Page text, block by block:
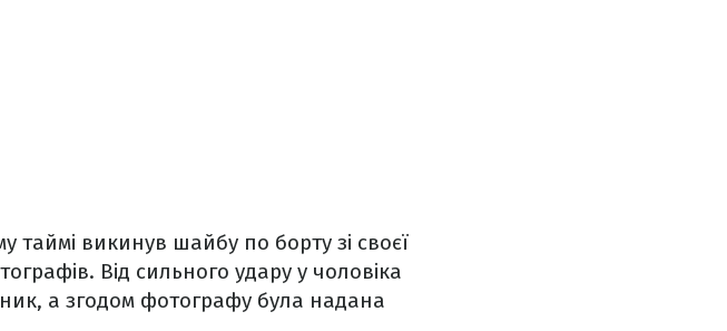
викинув шайбу по борту зі своєї
Від сильного удару у чоловіка
а згодом фотографу була надана